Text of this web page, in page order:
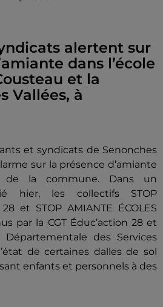
alertent sur
dans l’école
et la
Vallées, à
et syndicats de Senonches
sur la présence d’amiante
de la commune. Dans un
hier, les collectifs STOP
28 et STOP AMIANTE ÉCOLES
par la CGT Éduc’action 28 et
Départementale des Services
de certaines dalles de sol
enfants et personnels à des